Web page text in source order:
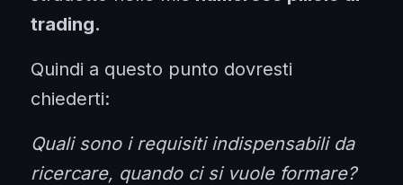
trading.
Quindi a questo punto dovresti
chiederti:
Quali sono i requisiti indispensabili da
ricercare, quando ci si vuole formare?